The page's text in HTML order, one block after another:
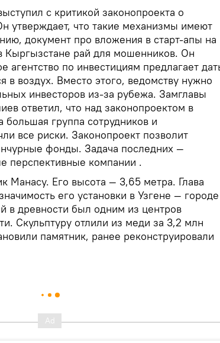
с критикой законопроекта о
утверждает, что такие механизмы имеют
документ про вложения в старт-апы на
Кыргызстане рай для мошенников. Он
агентство по инвестициям предлагает
в воздух. Вместо этого, ведомству нужно
инвесторов из-за рубежа. Замглавы
ответил, что над законопроектом в
большая группа сотрудников и
все риски. Законопроект позволит
фонды. Задача последних —
перспективные компании .
Манасу. Его высота — 3,65 метра. Глава
его установки в Узгене —
в древности был одним из центров
Скульптуру отлили из меди за 3,2 млн
памятник, ранее реконструировали